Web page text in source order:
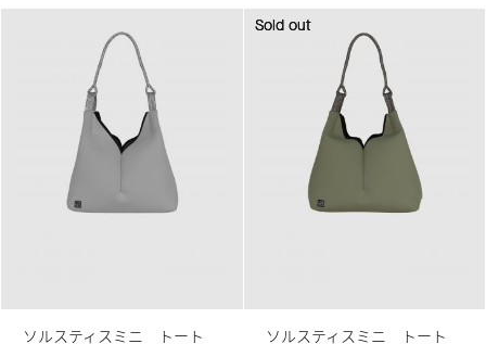
ソルスティスミニ トート
Sold out
Sold out
ソルスティスミニ トート